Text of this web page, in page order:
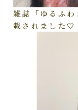
雑誌「ゆるふ
載されました🤍